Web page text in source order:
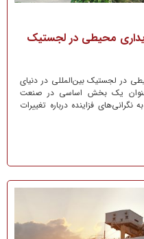
محیطی در لجستیک
در لجستیک بین‌المللی در دنیای
عنوان یک بخش اساسی در صنعت
فزاینده درباره تغییرات